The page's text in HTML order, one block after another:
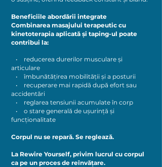
Beneficiile abordării integrate
Combinarea masajului terapeutic cu
kinetoterapia aplicată și taping-ul poate
contribui la:
• reducerea durerilor musculare și
articulare
• îmbunătățirea mobilității și a posturii
• recuperare mai rapidă după efort sau
accidentări
• reglarea tensiunii acumulate în corp
• o stare generală de ușurință și
funcționalitate
Corpul nu se repară. Se reglează.
La Rewire Yourself, privim lucrul cu corpul
ca pe un proces de reînvățare.